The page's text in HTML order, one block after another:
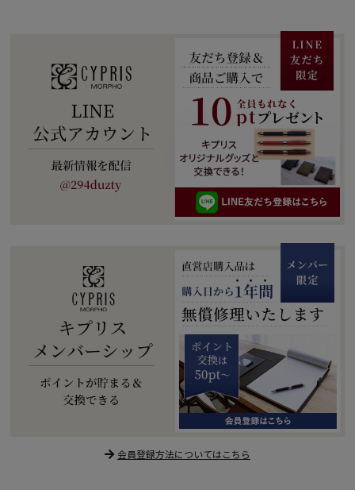
会員登録方法についてはこちら